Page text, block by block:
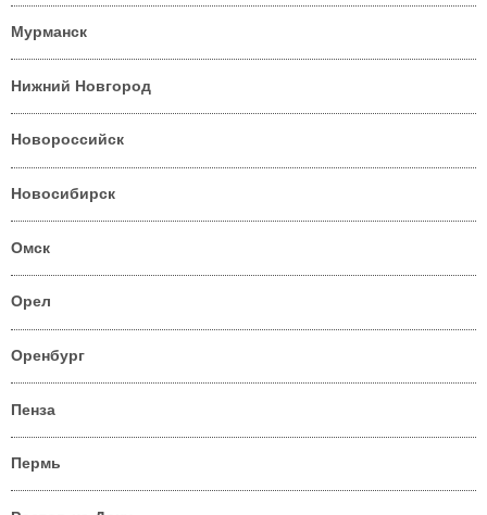
Мурманск
Нижний Новгород
Новороссийск
Новосибирск
Омск
Орел
Оренбург
Пенза
Пермь